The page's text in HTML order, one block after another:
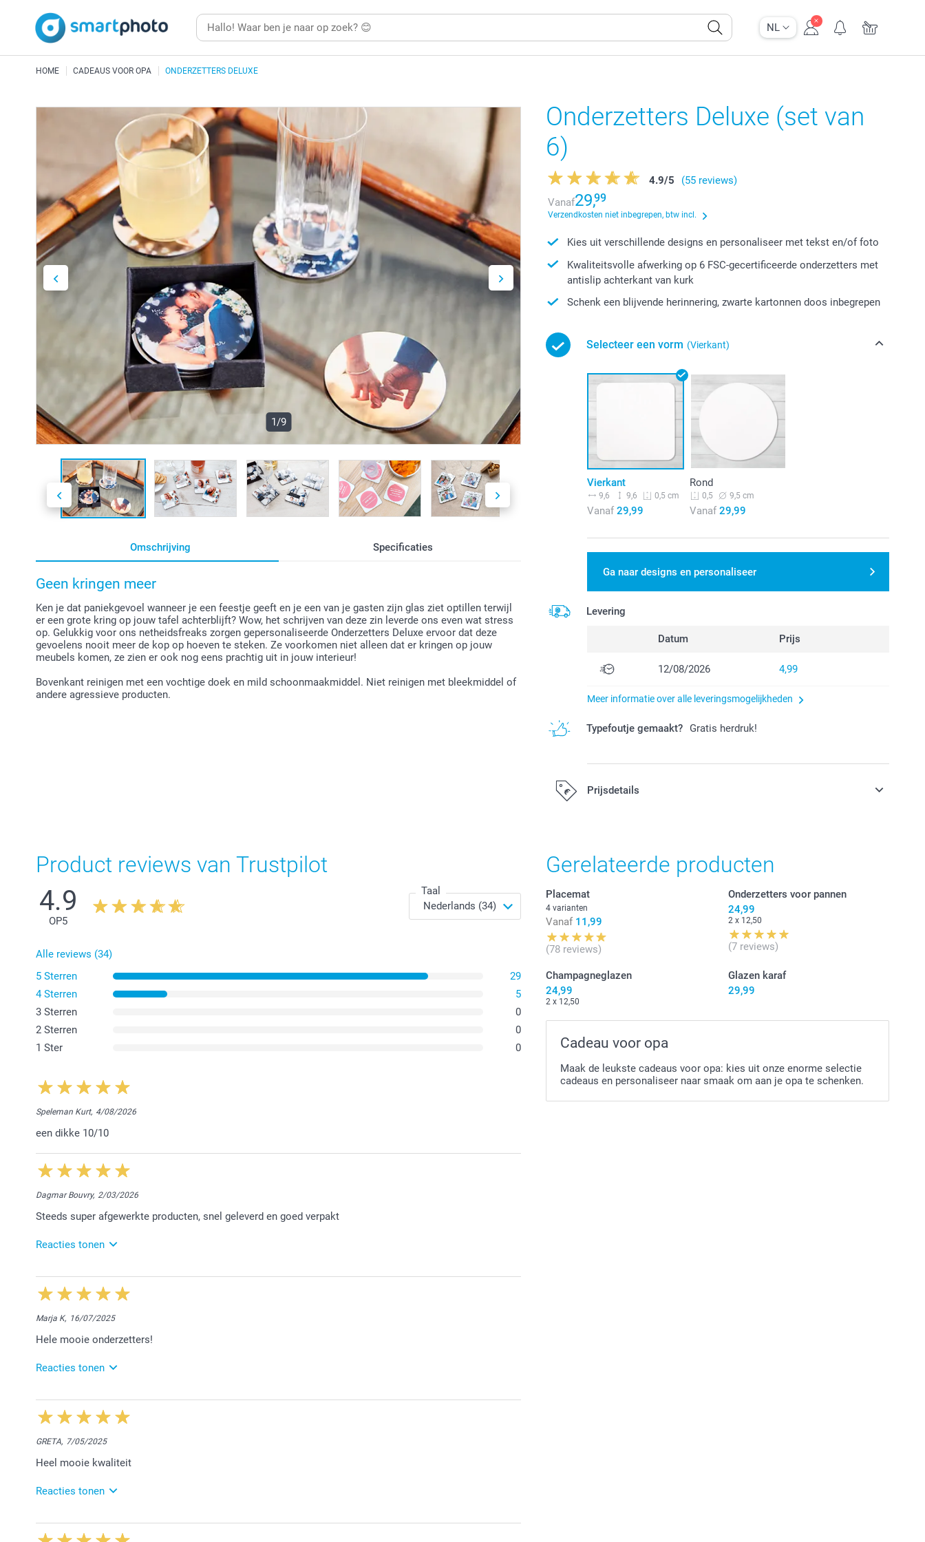
NL
HOME CADEAUS VOOR OPA ONDERZETTERS DELUXE
1/9
Omschrijving Specificaties
Geen kringen meer
Ken je dat paniekgevoel wanneer je een feestje geeft en je een van je gasten zijn glas ziet optillen terwijl
er een grote kring op jouw tafel achterblijft? Wow, het schrijven van deze zin leverde ons even wat stress
op. Gelukkig voor ons netheidsfreaks zorgen gepersonaliseerde Onderzetters Deluxe ervoor dat deze
gevoelens nooit meer de kop op hoeven te steken. Ze voorkomen niet alleen dat er kringen op jouw
meubels komen, ze zien er ook nog eens prachtig uit in jouw interieur!
Bovenkant reinigen met een vochtige doek en mild schoonmaakmiddel. Niet reinigen met bleekmiddel of
andere agressieve producten.
Onderzetters Deluxe (set van
6)
4.9/5
(55 reviews)
Vanaf29,99
Verzendkosten niet inbegrepen, btw incl.
Kies uit verschillende designs en personaliseer met tekst en/of foto
Kwaliteitsvolle afwerking op 6 FSC-gecertificeerde onderzetters met
antislip achterkant van kurk
Schenk een blijvende herinnering, zwarte kartonnen doos inbegrepen
Selecteer een vorm (Vierkant)
Vierkant
9,6 9,6 0,5 cm
Vanaf 29,99
Rond
0,5 9,5 cm
Vanaf 29,99
Ga naar designs en personaliseer
Levering
Datum Prijs
12/08/2026 4,99
Meer informatie over alle leveringsmogelijkheden
Typefoutje gemaakt? Gratis herdruk!
Prijsdetails
Product reviews van Trustpilot
4.9
OP5
Taal
Alle reviews (34)
5 Sterren
29
4 Sterren
5
3 Sterren
0
2 Sterren
0
1 Ster
0
Speleman Kurt, 4/08/2026
een dikke 10/10
Dagmar Bouvry, 2/03/2026
Steeds super afgewerkte producten, snel geleverd en goed verpakt
Reacties tonen
31/03/2026
13:41
Hallo Dagmar,
levering en de verpakking van jouw bestelling.
Nog een prettige dag!
Marja K, 16/07/2025
Hele mooie onderzetters!
Reacties tonen
16/07/2025
14:35
Hey Marja,
mogen zijn. Geniet van jouw creatie!
Hartelijke groeten,
GRETA, 7/05/2025
Heel mooie kwaliteit
Reacties tonen
8/05/2025
14:36
Gerelateerde producten
Placemat
4 varianten
Vanaf 11,99
(78 reviews)
Onderzetters voor pannen
24,99
2 x 12,50
(7 reviews)
Champagneglazen
24,99
2 x 12,50
Glazen karaf
29,99
Cadeau voor opa
Maak de leukste cadeaus voor opa: kies uit onze enorme selectie
cadeaus en personaliseer naar smaak om aan je opa te schenken.